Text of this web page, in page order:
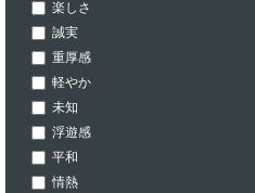
楽しさ
誠実
重厚感
軽やか
未知
浮遊感
平和
情熱